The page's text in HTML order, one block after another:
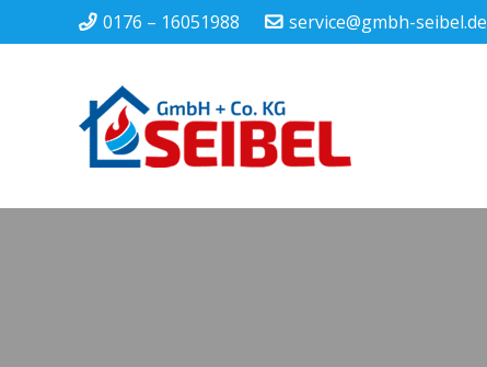
0176 – 16051988 service@gmbh-seibel.de